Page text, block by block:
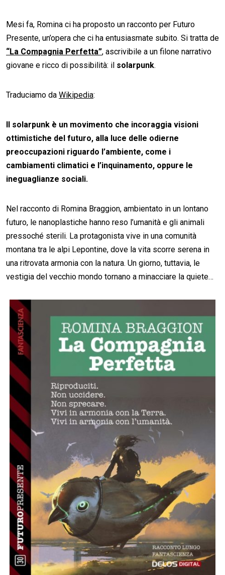
Mesi fa, Romina ci ha proposto un racconto per Futuro
Presente, un’opera che ci ha entusiasmate subito. Si tratta de
“La Compagnia Perfetta”, ascrivibile a un filone narrativo
giovane e ricco di possibilità: il solarpunk.
Traduciamo da Wikipedia:
Il solarpunk è un movimento che incoraggia visioni
ottimistiche del futuro, alla luce delle odierne
preoccupazioni riguardo l’ambiente, come i
cambiamenti climatici e l’inquinamento, oppure le
ineguaglianze sociali.
Nel racconto di Romina Braggion, ambientato in un lontano
futuro, le nanoplastiche hanno reso l’umanità e gli animali
pressoché sterili. La protagonista vive in una comunità
montana tra le alpi Lepontine, dove la vita scorre serena in
una ritrovata armonia con la natura. Un giorno, tuttavia, le
vestigia del vecchio mondo tornano a minacciare la quiete…